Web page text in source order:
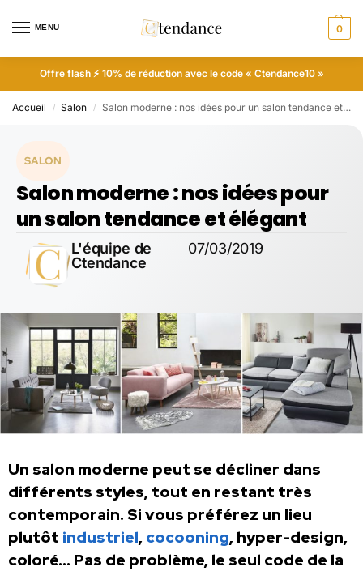
MENU 0
Offre flash ⚡ 10% de réduction avec le code « Ctendance10 »
Accueil / Salon / Salon moderne : nos idées pour un salon tendance et élégant
SALON
Salon moderne : nos idées pour
un salon tendance et élégant
L'équipe de
Ctendance
07/03/2019
Un salon moderne peut se décliner dans
différents styles, tout en restant très
contemporain. Si vous préférez un lieu
plutôt industriel, cocooning, hyper-design,
coloré… Pas de problème, le seul code de la